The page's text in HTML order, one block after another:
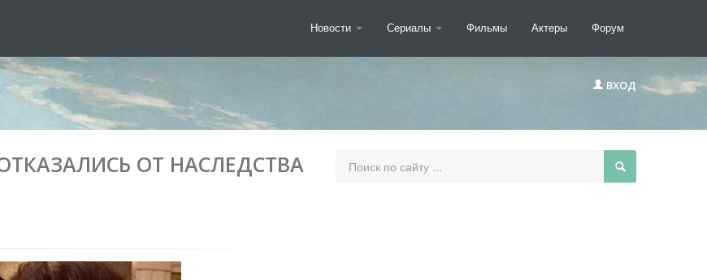
Новости Сериалы Фильмы Актеры Форум
ВХОД
ОТ НАСЛЕДСТВА